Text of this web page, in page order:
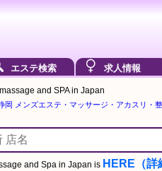
エステ検索 求人情報
and SPA in Japan
岡 メンズエステ・マッサージ・アカスリ・
and Spa in Japan is HERE（詳